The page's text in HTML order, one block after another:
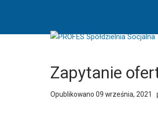
Zapytanie
Opublikowano 09 września, 2021